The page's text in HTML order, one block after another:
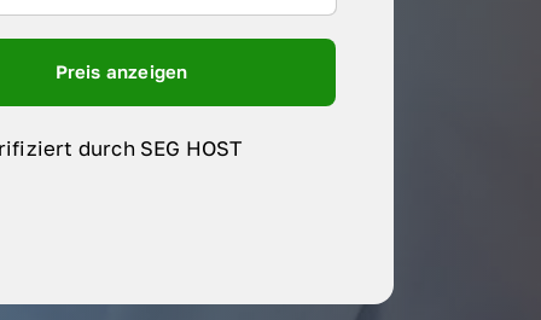
Preis anzeigen
durch SEG HOST